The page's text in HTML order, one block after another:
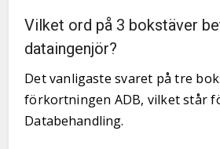
Vilket ord på 3 bokstäver
dataingenjör?
Det vanligaste svaret på tre
förkortningen ADB, vilket står
Databehandling.